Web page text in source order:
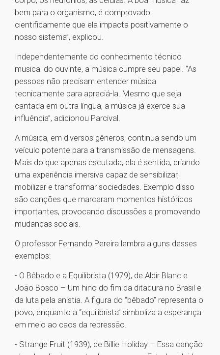
bem para o organismo, é comprovado
cientificamente que ela impacta positivamente o
nosso sistema”, explicou.
Independentemente do conhecimento técnico
musical do ouvinte, a música cumpre seu papel. “As
pessoas não precisam entender música
tecnicamente para apreciá-la. Mesmo que seja
cantada em outra língua, a música já exerce sua
influência”, adicionou Parcival.
A música, em diversos gêneros, continua sendo um
veículo potente para a transmissão de mensagens.
Mais do que apenas escutada, ela é sentida, criando
uma experiência imersiva capaz de sensibilizar,
mobilizar e transformar sociedades. Exemplo disso
são canções que marcaram momentos históricos
importantes, provocando discussões e promovendo
mudanças sociais.
O professor Fernando Pereira lembra alguns desses
exemplos:
- O Bêbado e a Equilibrista (1979), de Aldir Blanc e
João Bosco – Um hino do fim da ditadura no Brasil e
da luta pela anistia. A figura do “bêbado” representa o
povo, enquanto a “equilibrista” simboliza a esperança
em meio ao caos da repressão.
- Strange Fruit (1939), de Billie Holiday – Essa canção